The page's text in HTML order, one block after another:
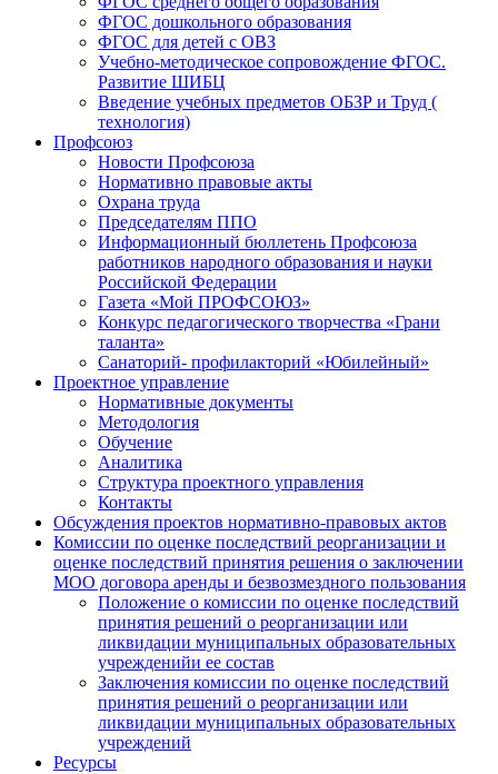
ФГОС дошкольного образования
ФГОС для детей с ОВЗ
Учебно-методическое сопровождение ФГОС.
Развитие ШИБЦ
Введение учебных предметов ОБЗР и Труд (
технология)
Профсоюз
Новости Профсоюза
Нормативно правовые акты
Охрана труда
Председателям ППО
Информационный бюллетень Профсоюза
работников народного образования и науки
Российской Федерации
Газета «Мой ПРОФСОЮЗ»
Конкурс педагогического творчества «Грани
таланта»
Санаторий- профилакторий «Юбилейный»
Проектное управление
Нормативные документы
Методология
Обучение
Аналитика
Структура проектного управления
Контакты
Обсуждения проектов нормативно-правовых актов
Комиссии по оценке последствий реорганизации и
оценке последствий принятия решения о заключении
МОО договора аренды и безвозмездного пользования
Положение о комиссии по оценке последствий
принятия решений о реорганизации или
ликвидации муниципальных образовательных
учрежденийи ее состав
Заключения комиссии по оценке последствий
принятия решений о реорганизации или
ликвидации муниципальных образовательных
учреждений
Ресурсы